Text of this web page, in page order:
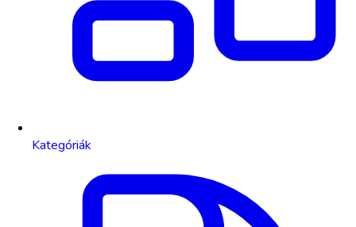
Kategóriák